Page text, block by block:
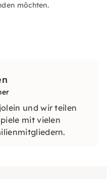
möchten.
und wir teilen
mit vielen